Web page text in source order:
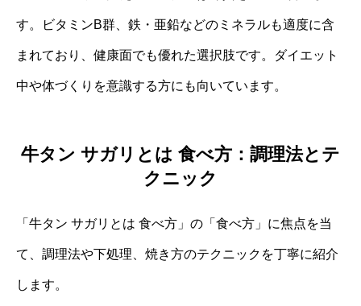
す。ビタミンB群、鉄・亜鉛などのミネラルも適度に含
まれており、健康面でも優れた選択肢です。ダイエット
中や体づくりを意識する方にも向いています。
牛タン サガリとは 食べ方：調理法とテ
クニック
「牛タン サガリとは 食べ方」の「食べ方」に焦点を当
て、調理法や下処理、焼き方のテクニックを丁寧に紹介
します。